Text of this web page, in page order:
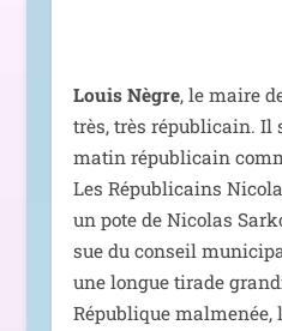
Louis Nègre, le maire
très, très répu­bli­cain. Il
matin répu­bli­cain
Les Républicains
un pote de Nicolas
sue du conseil
une longue tirade
République